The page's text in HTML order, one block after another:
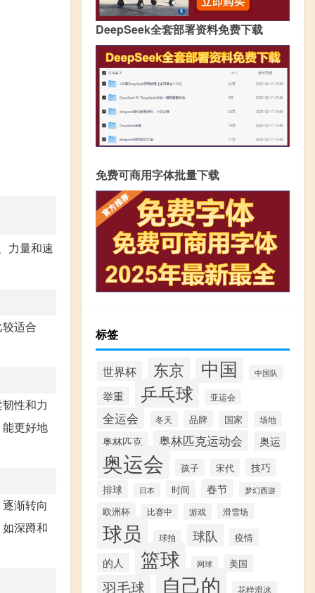
力量和速
适合
性和力
更好地
渐转向
深蹲和
DeepSeek全套部署资料免费下载
免费可商用字体批量下载
标签
世界杯 东京 中国 中国队
举重 乒乓球 亚运会
全运会 冬天 品牌 国家 场地
奥林匹克 奥林匹克运动会 奥运
奥运会 孩子 宋代
技巧
排球
日本 时间 春节 梦幻西游
欧洲杯 比赛中 游戏 滑雪场
球员 球拍 球队 疫情
的人 篮球 网球 美国
羽毛球 自己的 花样滑冰